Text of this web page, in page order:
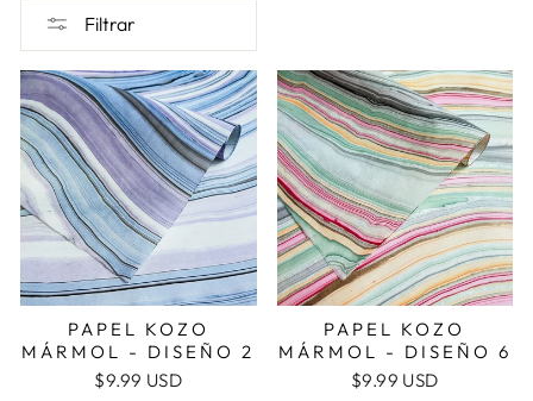
Filtrar
PAPEL KOZO
MÁRMOL - DISEÑO 2
$9.99 USD
PAPEL KOZO
MÁRMOL - DISEÑO 6
$9.99 USD